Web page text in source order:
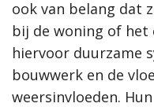
ook van belang dat
bij de woning of
hiervoor duurzame
bouwwerk en de
weersinvloeden.